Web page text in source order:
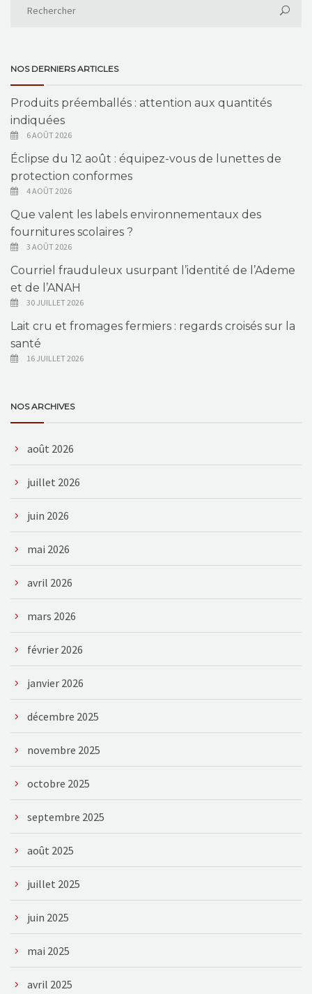
NOS DERNIERS ARTICLES
Produits préemballés : attention aux quantités
indiquées
6 AOÛT 2026
Éclipse du 12 août : équipez-vous de lunettes de
protection conformes
4 AOÛT 2026
Que valent les labels environnementaux des
fournitures scolaires ?
3 AOÛT 2026
Courriel frauduleux usurpant l’identité de l’Ademe
et de l’ANAH
30 JUILLET 2026
Lait cru et fromages fermiers : regards croisés sur la
santé
16 JUILLET 2026
NOS ARCHIVES
août 2026
juillet 2026
juin 2026
mai 2026
avril 2026
mars 2026
février 2026
janvier 2026
décembre 2025
novembre 2025
octobre 2025
septembre 2025
août 2025
juillet 2025
juin 2025
mai 2025
avril 2025